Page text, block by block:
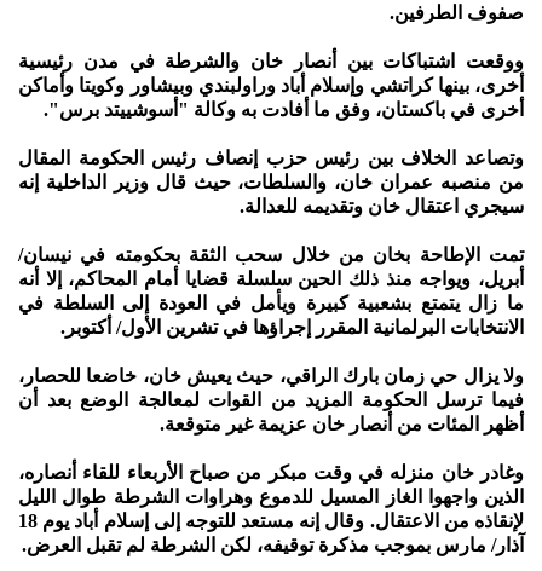
صفوف الطرفين.
ووقعت اشتباكات بين أنصار خان والشرطة في مدن رئيسية
أخرى، بينها كراتشي وإسلام أباد وراولبندي وبيشاور وكويتا وأماكن
أخرى في باكستان، وفق ما أفادت به وكالة "أسوشييتد برس".
وتصاعد الخلاف بين رئيس حزب إنصاف رئيس الحكومة المقال
من منصبه عمران خان، والسلطات، حيث قال وزير الداخلية إنه
سيجري اعتقال خان وتقديمه للعدالة.
تمت الإطاحة بخان من خلال سحب الثقة بحكومته في نيسان/
أبريل، ويواجه منذ ذلك الحين سلسلة قضايا أمام المحاكم، إلا أنه
ما زال يتمتع بشعبية كبيرة ويأمل في العودة إلى السلطة في
الانتخابات البرلمانية المقرر إجراؤها في تشرين الأول/ أكتوبر.
ولا يزال حي زمان بارك الراقي، حيث يعيش خان، خاضعا للحصار،
فيما ترسل الحكومة المزيد من القوات لمعالجة الوضع بعد أن
أظهر المئات من أنصار خان عزيمة غير متوقعة.
وغادر خان منزله في وقت مبكر من صباح الأربعاء للقاء أنصاره،
الذين واجهوا الغاز المسيل للدموع وهراوات الشرطة طوال الليل
لإنقاذه من الاعتقال. وقال إنه مستعد للتوجه إلى إسلام أباد يوم 18
آذار/ مارس بموجب مذكرة توقيفه، لكن الشرطة لم تقبل العرض.